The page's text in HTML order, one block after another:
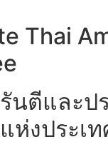
Thai
นตีและป
ห่งประเท